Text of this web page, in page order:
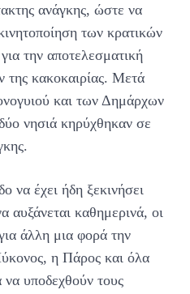
ανάγκης, ώστε να
των κρατικών
την αποτελεσματική
της κακοκαιρίας. Μετά
και των Δημάρχων
νησιά κηρύχθηκαν σε
να έχει ήδη ξεκινήσει
αυξάνεται καθημερινά, οι
άλλη μια φορά την
η Πάρος και όλα
να υποδεχθούν τους